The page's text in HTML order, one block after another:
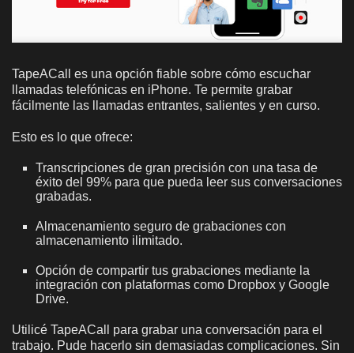
TapeACall es una opción fiable sobre cómo escuchar
llamadas telefónicas en iPhone. Te permite grabar
fácilmente las llamadas entrantes, salientes y en curso.
Esto es lo que ofrece:
Transcripciones de gran precisión con una tasa de
éxito del 99% para que pueda leer sus conversaciones
grabadas.
Almacenamiento seguro de grabaciones con
almacenamiento ilimitado.
Opción de compartir tus grabaciones mediante la
integración con plataformas como Dropbox y Google
Drive.
Utilicé TapeACall para grabar una conversación para el
trabajo. Pude hacerlo sin demasiadas complicaciones. Sin